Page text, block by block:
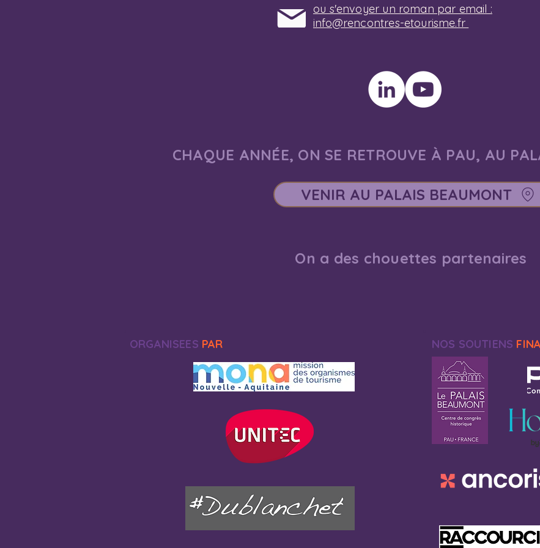
ou s'envoyer un roman par email :
info@rencontres-etourisme.fr
CHAQUE ANNÉE, ON SE RETROUVE À PAU, AU
VENIR AU PALAIS BEAUMONT
On a des chouettes partenaires
ORGANISEES PAR NOS SOUTIENS